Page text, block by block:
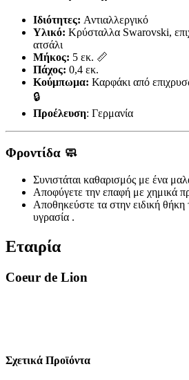
Ιδιότητες: Αντιαλλεργικό
Υλικό: Κρύσταλλα Swarovski,
ατσάλι
Μήκος: 5 εκ. 📏
Πάχος: 0,4 εκ.
Κούμπωμα: Καρφάκι από
🔒
Προέλευση: Γερμανία
Φροντίδα 🧼
Συνιστάται καθαρισμός με ένα
Αποφύγετε την επαφή με χημικά
Αποθηκεύστε τα στην ειδική θήκη
υγρασία .
Εταιρία
Coeur de Lion
Σχετικά Προϊόντα